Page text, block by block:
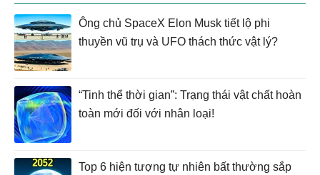
Ông chủ SpaceX Elon Musk tiết lộ phi
thuyền vũ trụ và UFO thách thức vật lý?
“Tinh thể thời gian”: Trạng thái vật chất hoàn
toàn mới đối với nhân loại!
Top 6 hiện tượng tự nhiên bất thường sắp